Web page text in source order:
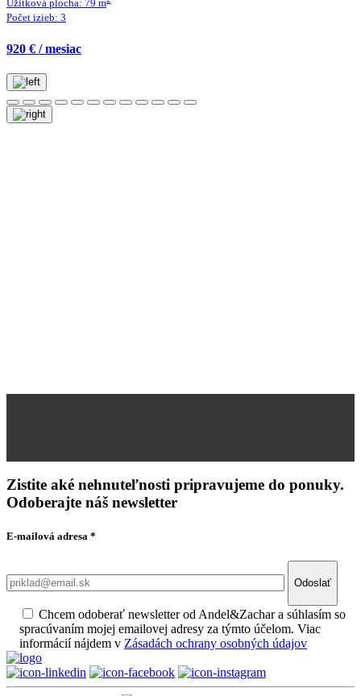
Úžitková plocha: 79 m
Počet izieb: 3
920 € / mesiac
Zistite aké nehnuteľnosti pripravujeme do ponuky.
Odoberajte náš newsletter
E-mailová adresa *
Odoslať
Chcem odoberať newsletter od Andel&Zachar a súhlasím so
spracúvaním mojej emailovej adresy za týmto účelom. Viac
informácií nájdem v Zásadách ochrany osobných údajov